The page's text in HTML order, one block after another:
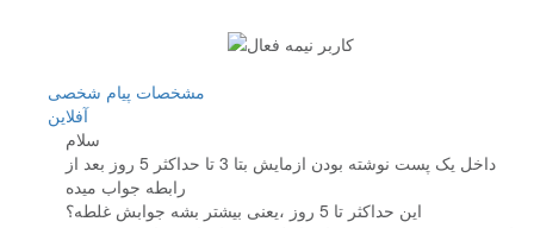
مشخصات پیام شخصی
آفلاين
سلام
داخل یک پست نوشته بودن ازمایش بتا 3 تا حداکثر 5 روز بعد از
رابطه جواب میده
این حداکثر تا 5 روز ،یعنی بیشتر بشه جوابش غلطه؟